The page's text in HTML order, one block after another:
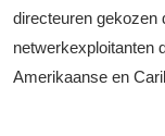
directeuren gekozen
netwerkexploitanten
Amerikaanse en